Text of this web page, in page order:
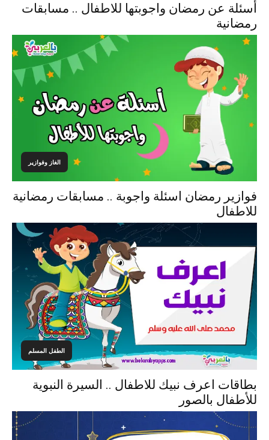
أسئلة عن رمضان واجوبتها للاطفال .. مسابقات
رمضانية
الغاز وفوازير
فوازير رمضان اسئلة واجوبة .. مسابقات رمضانية
للاطفال
الطفل المسلم
بطاقات اعرف نبيك للاطفال .. السيرة النبوية
للأطفال بالصور